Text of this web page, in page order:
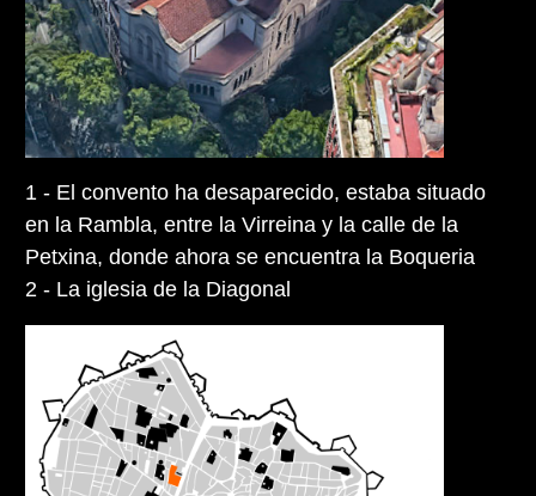
1 - El convento ha desaparecido, estaba situado
en la Rambla, entre la Virreina y la calle de la
Petxina, donde ahora se encuentra la Boqueria
2 - La iglesia de la Diagonal